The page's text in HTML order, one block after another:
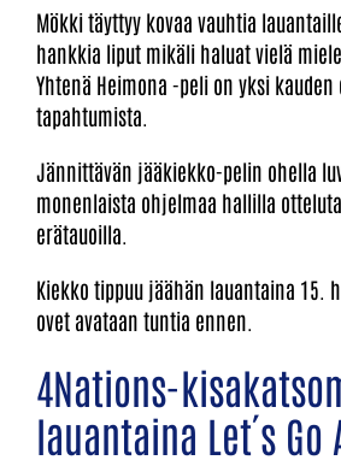
Mökki täyttyy kovaa vauhtia
hankkia liput mikäli haluat vielä
Yhtenä Heimona -peli on yksi
tapahtumista.
Jännittävän jääkiekko-pelin ohella
monenlaista ohjelmaa hallilla
erätauoilla.
Kiekko tippuu jäähän lauantaina 15.
ovet avataan tuntia ennen.
4Nations-
lauantaina Let´s Go